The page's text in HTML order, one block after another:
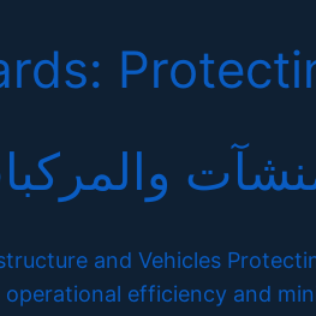
and Vehicles
efficiency and